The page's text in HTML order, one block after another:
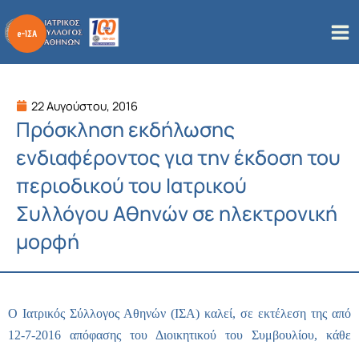
στο
περιεχόμενο
22 Αυγούστου, 2016
Πρόσκληση εκδήλωσης
ενδιαφέροντος για την έκδοση του
περιοδικού του Ιατρικού
Συλλόγου Αθηνών σε ηλεκτρονική
μορφή
Ο Ιατρικός Σύλλογος Αθηνών (ΙΣΑ) καλεί, σε εκτέλεση της από
12-7-2016 απόφασης του Διοικητικού του Συμβουλίου, κάθε